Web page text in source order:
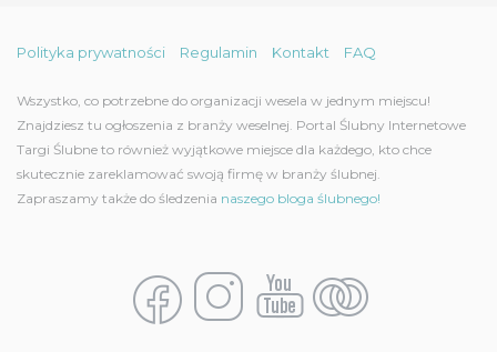
Polityka prywatności Regulamin Kontakt FAQ
Wszystko, co potrzebne do organizacji wesela w jednym miejscu!
Znajdziesz tu ogłoszenia z branży weselnej. Portal Ślubny Internetowe
Targi Ślubne to również wyjątkowe miejsce dla każdego, kto chce
skutecznie zareklamować swoją firmę w branży ślubnej.
Zapraszamy także do śledzenia naszego bloga ślubnego!